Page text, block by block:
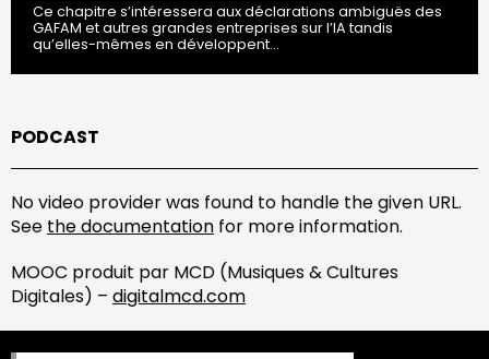
Ce chapitre s’intéressera aux déclarations ambiguës des
GAFAM et autres grandes entreprises sur l’IA tandis
qu’elles-mêmes en développent…
PODCAST
No video provider was found to handle the given URL.
See the documentation for more information.
MOOC produit par MCD (Musiques & Cultures
Digitales) – digitalmcd.com